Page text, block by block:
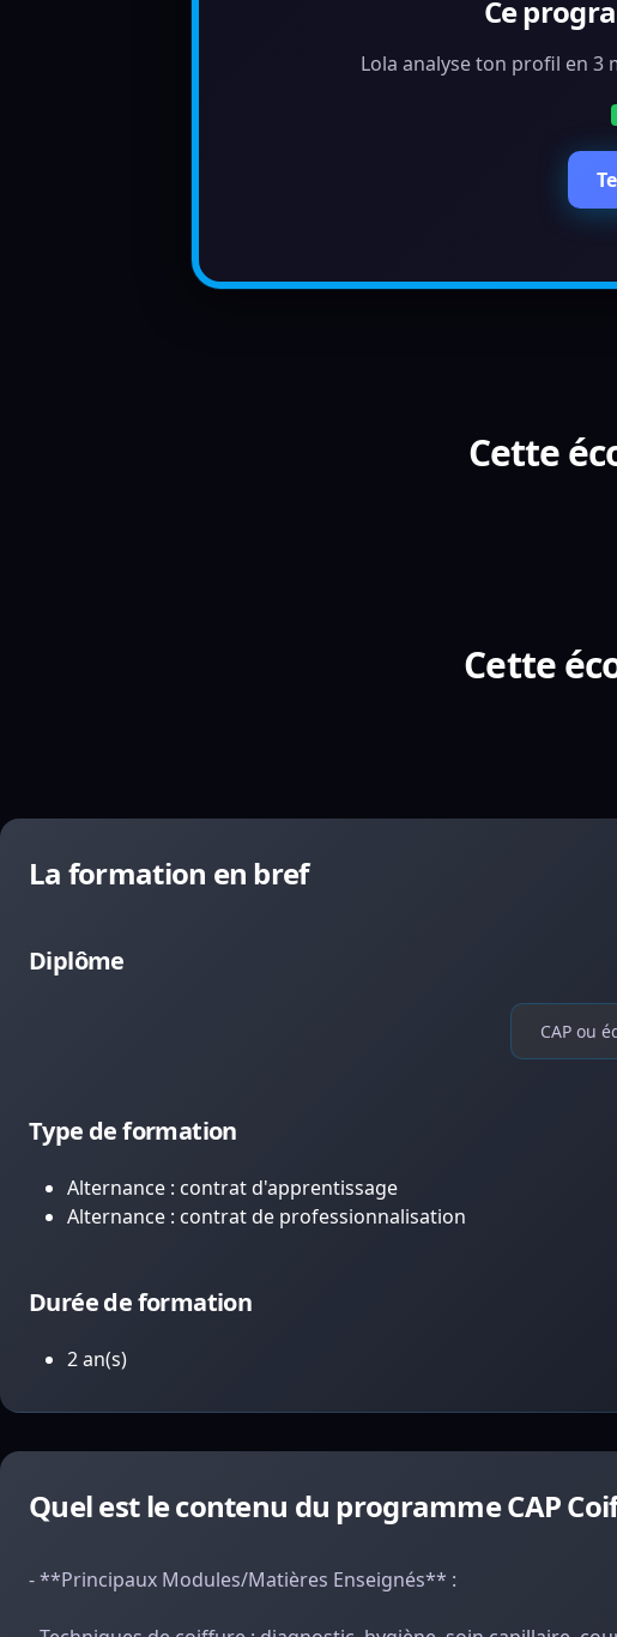
Ce
Lola analyse ton profil en 3
Cette
Cette
La formation en bref
Diplôme
CAP ou
Type de formation
Alternance : contrat d'apprentissage
Alternance : contrat de professionnalisation
Durée de formation
2 an(s)
Quel est le contenu du programme CAP
- **Principaux Modules/Matières Enseignés** :